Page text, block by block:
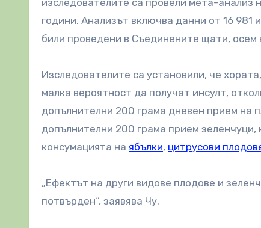
изследователите са провели мета-анализ
години. Анализът включва данни от 16
били проведени в Съединените щати, осем
Изследователите са установили, че
малка вероятност да получат инсулт,
допълнителни 200 грама дневен прием на
допълнителни 200 грама прием зеленчуци,
консумацията на ябълки, цитрусови
„Ефектът на други видове плодове и
потвърден“, заявява Чу.